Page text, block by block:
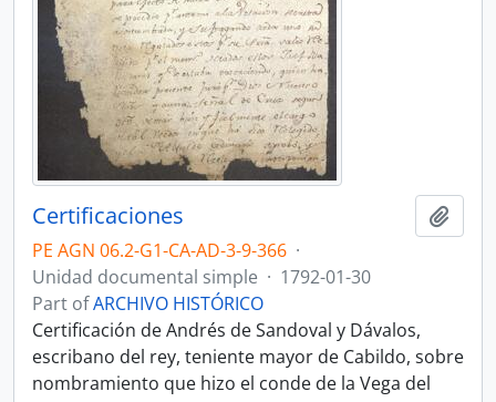
Certificaciones
PE AGN 06.2-G1-CA-AD-3-9-366 ·
Unidad documental simple · 1792-01-30
Part ofARCHIVO HISTÓRICO
Certificación de Andrés de Sandoval y Dávalos,
escribano del rey, teniente mayor de Cabildo, sobre
nombramiento que hizo el conde de la Vega del